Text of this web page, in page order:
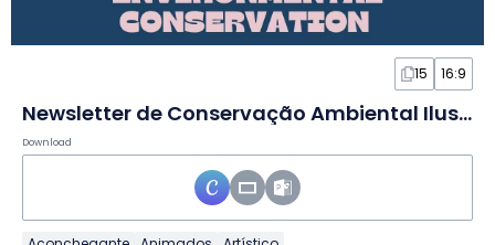
15 16:9
Newsletter de Conservação Ambiental Ilustrada em Slides
Download